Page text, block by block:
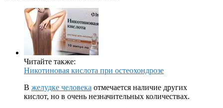
Читайте также:
Никотиновая кислота при остеохондрозе
В желудке человека отмечается наличие других
кислот, но в очень незначительных количествах.